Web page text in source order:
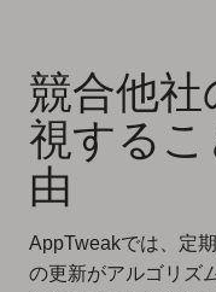
競合他
視する
由
AppTweakでは、定
の更新がアルゴリズ